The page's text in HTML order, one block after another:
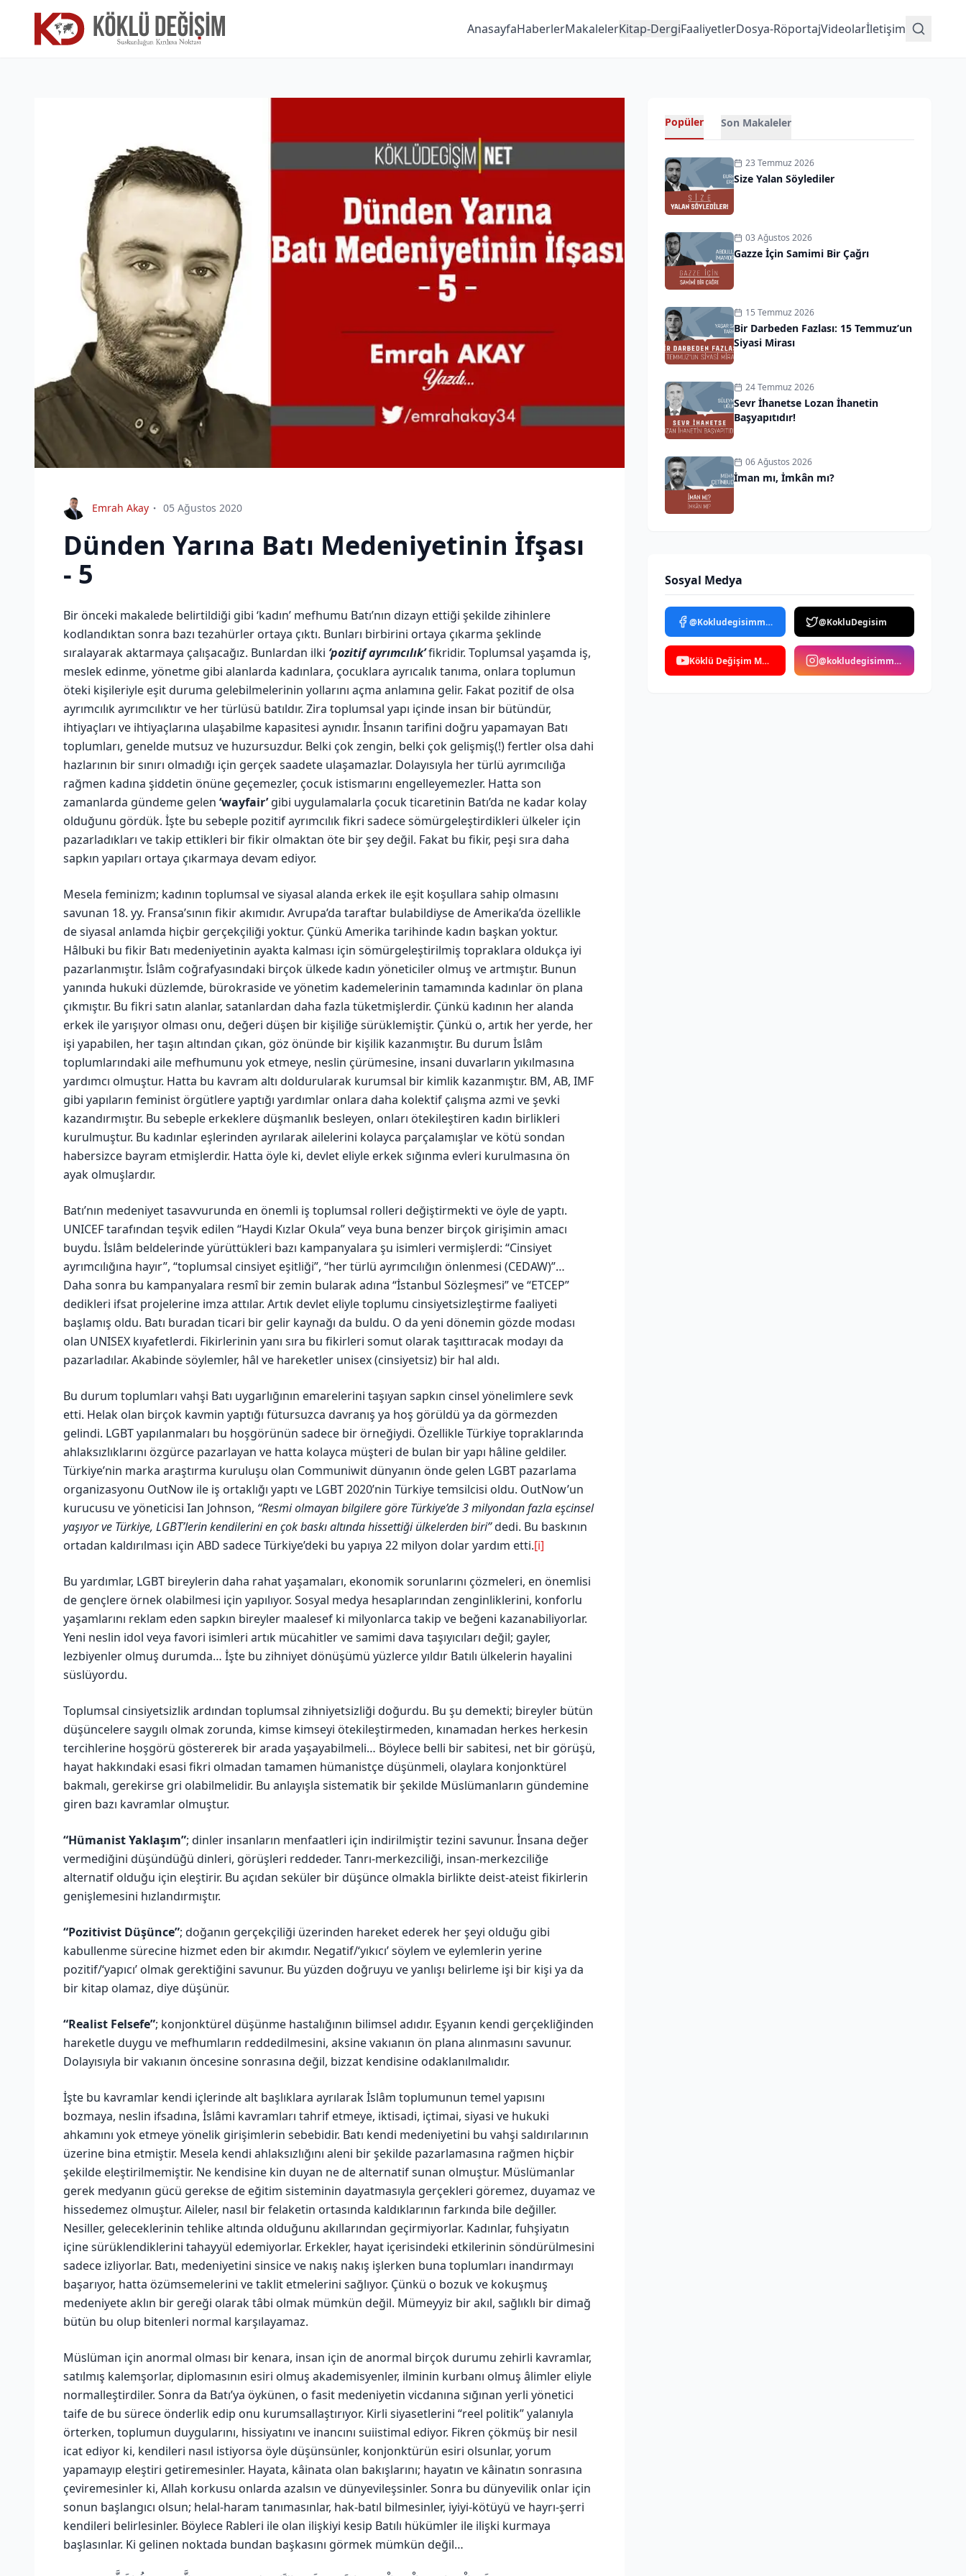
AnasayfaHaberlerMakalelerKitap-DergiFaaliyetlerDosya-RöportajVideolarİletişim
Emrah Akay 05 Ağustos 2020
Dünden Yarına Batı Medeniyetinin İfşası
- 5
Bir önceki makalede belirtildiği gibi ‘kadın’ mefhumu Batı’nın dizayn ettiği şekilde zihinlere
kodlandıktan sonra bazı tezahürler ortaya çıktı. Bunları birbirini ortaya çıkarma şeklinde
sıralayarak aktarmaya çalışacağız. Bunlardan ilki ‘pozitif ayrımcılık’fikridir. Toplumsal yaşamda iş,
meslek edinme, yönetme gibi alanlarda kadınlara, çocuklara ayrıcalık tanıma, onlara toplumun
öteki kişileriyle eşit duruma gelebilmelerinin yollarını açma anlamına gelir. Fakat pozitif de olsa
ayrımcılık ayrımcılıktır ve her türlüsü batıldır. Zira toplumsal yapı içinde insan bir bütündür,
ihtiyaçları ve ihtiyaçlarına ulaşabilme kapasitesi aynıdır. İnsanın tarifini doğru yapamayan Batı
toplumları, genelde mutsuz ve huzursuzdur. Belki çok zengin, belki çok gelişmiş(!) fertler olsa dahi
hazlarının bir sınırı olmadığı için gerçek saadete ulaşamazlar. Dolayısıyla her türlü ayrımcılığa
rağmen kadına şiddetin önüne geçemezler, çocuk istismarını engelleyemezler. Hatta son
zamanlarda gündeme gelen ‘wayfair’gibi uygulamalarla çocuk ticaretinin Batı’da ne kadar kolay
olduğunu gördük. İşte bu sebeple pozitif ayrımcılık fikri sadece sömürgeleştirdikleri ülkeler için
pazarladıkları ve takip ettikleri bir fikir olmaktan öte bir şey değil. Fakat bu fikir, peşi sıra daha
sapkın yapıları ortaya çıkarmaya devam ediyor.
Mesela feminizm; kadının toplumsal ve siyasal alanda erkek ile eşit koşullara sahip olmasını
savunan 18. yy. Fransa’sının fikir akımıdır. Avrupa’da taraftar bulabildiyse de Amerika’da özellikle
de siyasal anlamda hiçbir gerçekçiliği yoktur. Çünkü Amerika tarihinde kadın başkan yoktur.
Hâlbuki bu fikir Batı medeniyetinin ayakta kalması için sömürgeleştirilmiş topraklara oldukça iyi
pazarlanmıştır. İslâm coğrafyasındaki birçok ülkede kadın yöneticiler olmuş ve artmıştır. Bunun
yanında hukuki düzlemde, bürokraside ve yönetim kademelerinin tamamında kadınlar ön plana
çıkmıştır. Bu fikri satın alanlar, satanlardan daha fazla tüketmişlerdir. Çünkü kadının her alanda
erkek ile yarışıyor olması onu, değeri düşen bir kişiliğe sürüklemiştir. Çünkü o, artık her yerde, her
işi yapabilen, her taşın altından çıkan, göz önünde bir kişilik kazanmıştır. Bu durum İslâm
toplumlarındaki aile mefhumunu yok etmeye, neslin çürümesine, insani duvarların yıkılmasına
yardımcı olmuştur. Hatta bu kavram altı doldurularak kurumsal bir kimlik kazanmıştır. BM, AB, IMF
gibi yapıların feminist örgütlere yaptığı yardımlar onlara daha kolektif çalışma azmi ve şevki
kazandırmıştır. Bu sebeple erkeklere düşmanlık besleyen, onları ötekileştiren kadın birlikleri
kurulmuştur. Bu kadınlar eşlerinden ayrılarak ailelerini kolayca parçalamışlar ve kötü sondan
habersizce bayram etmişlerdir. Hatta öyle ki, devlet eliyle erkek sığınma evleri kurulmasına ön
ayak olmuşlardır.
Batı’nın medeniyet tasavvurunda en önemli iş toplumsal rolleri değiştirmekti ve öyle de yaptı.
UNICEF tarafından teşvik edilen “Haydi Kızlar Okula” veya buna benzer birçok girişimin amacı
buydu. İslâm beldelerinde yürüttükleri bazı kampanyalara şu isimleri vermişlerdi: “Cinsiyet
ayrımcılığına hayır”, “toplumsal cinsiyet eşitliği”, “her türlü ayrımcılığın önlenmesi (CEDAW)”…
Daha sonra bu kampanyalara resmî bir zemin bularak adına “İstanbul Sözleşmesi” ve “ETCEP”
dedikleri ifsat projelerine imza attılar. Artık devlet eliyle toplumu cinsiyetsizleştirme faaliyeti
başlamış oldu. Batı buradan ticari bir gelir kaynağı da buldu. O da yeni dönemin gözde modası
olan UNISEX kıyafetlerdi. Fikirlerinin yanı sıra bu fikirleri somut olarak taşıttıracak modayı da
pazarladılar. Akabinde söylemler, hâl ve hareketler unisex (cinsiyetsiz) bir hal aldı.
Bu durum toplumları vahşi Batı uygarlığının emarelerini taşıyan sapkın cinsel yönelimlere sevk
etti. Helak olan birçok kavmin yaptığı fütursuzca davranış ya hoş görüldü ya da görmezden
gelindi. LGBT yapılanmaları bu hoşgörünün sadece bir örneğiydi. Özellikle Türkiye topraklarında
ahlaksızlıklarını özgürce pazarlayan ve hatta kolayca müşteri de bulan bir yapı hâline geldiler.
Türkiye’nin marka araştırma kuruluşu olan Communiwit dünyanın önde gelen LGBT pazarlama
organizasyonu OutNow ile iş ortaklığı yaptı ve LGBT 2020’nin Türkiye temsilcisi oldu. OutNow’un
kurucusu ve yöneticisi Ian Johnson, “Resmi olmayan bilgilere göre Türkiye’de 3 milyondan fazla eşcinsel
yaşıyor ve Türkiye, LGBT’lerin kendilerini en çok baskı altında hissettiği ülkelerden biri”dedi. Bu baskının
ortadan kaldırılması için ABD sadece Türkiye’deki bu yapıya 22 milyon dolar yardım etti.[i]
Bu yardımlar, LGBT bireylerin daha rahat yaşamaları, ekonomik sorunlarını çözmeleri, en önemlisi
de gençlere örnek olabilmesi için yapılıyor. Sosyal medya hesaplarından zenginliklerini, konforlu
yaşamlarını reklam eden sapkın bireyler maalesef ki milyonlarca takip ve beğeni kazanabiliyorlar.
Yeni neslin idol veya favori isimleri artık mücahitler ve samimi dava taşıyıcıları değil; gayler,
lezbiyenler olmuş durumda… İşte bu zihniyet dönüşümü yüzlerce yıldır Batılı ülkelerin hayalini
süslüyordu.
Toplumsal cinsiyetsizlik ardından toplumsal zihniyetsizliği doğurdu. Bu şu demekti; bireyler bütün
düşüncelere saygılı olmak zorunda, kimse kimseyi ötekileştirmeden, kınamadan herkes herkesin
tercihlerine hoşgörü göstererek bir arada yaşayabilmeli… Böylece belli bir sabitesi, net bir görüşü,
hayat hakkındaki esasi fikri olmadan tamamen hümanistçe düşünmeli, olaylara konjonktürel
bakmalı, gerekirse gri olabilmelidir. Bu anlayışla sistematik bir şekilde Müslümanların gündemine
giren bazı kavramlar olmuştur.
“Hümanist Yaklaşım”; dinler insanların menfaatleri için indirilmiştir tezini savunur. İnsana değer
vermediğini düşündüğü dinleri, görüşleri reddeder. Tanrı-merkezciliği, insan-merkezciliğe
alternatif olduğu için eleştirir. Bu açıdan seküler bir düşünce olmakla birlikte deist-ateist fikirlerin
genişlemesini hızlandırmıştır.
“Pozitivist Düşünce”; doğanın gerçekçiliği üzerinden hareket ederek her şeyi olduğu gibi
kabullenme sürecine hizmet eden bir akımdır. Negatif/‘yıkıcı’ söylem ve eylemlerin yerine
pozitif/‘yapıcı’ olmak gerektiğini savunur. Bu yüzden doğruyu ve yanlışı belirleme işi bir kişi ya da
bir kitap olamaz, diye düşünür.
“Realist Felsefe”; konjonktürel düşünme hastalığının bilimsel adıdır. Eşyanın kendi gerçekliğinden
hareketle duygu ve mefhumların reddedilmesini, aksine vakıanın ön plana alınmasını savunur.
Dolayısıyla bir vakıanın öncesine sonrasına değil, bizzat kendisine odaklanılmalıdır.
İşte bu kavramlar kendi içlerinde alt başlıklara ayrılarak İslâm toplumunun temel yapısını
bozmaya, neslin ifsadına, İslâmi kavramları tahrif etmeye, iktisadi, içtimai, siyasi ve hukuki
ahkamını yok etmeye yönelik girişimlerin sebebidir. Batı kendi medeniyetini bu vahşi saldırılarının
üzerine bina etmiştir. Mesela kendi ahlaksızlığını aleni bir şekilde pazarlamasına rağmen hiçbir
şekilde eleştirilmemiştir. Ne kendisine kin duyan ne de alternatif sunan olmuştur. Müslümanlar
gerek medyanın gücü gerekse de eğitim sisteminin dayatmasıyla gerçekleri göremez, duyamaz ve
hissedemez olmuştur. Aileler, nasıl bir felaketin ortasında kaldıklarının farkında bile değiller.
Nesiller, geleceklerinin tehlike altında olduğunu akıllarından geçirmiyorlar. Kadınlar, fuhşiyatın
içine sürüklendiklerini tahayyül edemiyorlar. Erkekler, hayat içerisindeki etkilerinin söndürülmesini
sadece izliyorlar. Batı, medeniyetini sinsice ve nakış nakış işlerken buna toplumları inandırmayı
başarıyor, hatta özümsemelerini ve taklit etmelerini sağlıyor. Çünkü o bozuk ve kokuşmuş
medeniyete aklın bir gereği olarak tâbi olmak mümkün değil. Mümeyyiz bir akıl, sağlıklı bir dimağ
bütün bu olup bitenleri normal karşılayamaz.
Müslüman için anormal olması bir kenara, insan için de anormal birçok durumu zehirli kavramlar,
satılmış kalemşorlar, diplomasının esiri olmuş akademisyenler, ilminin kurbanı olmuş âlimler eliyle
normalleştirdiler. Sonra da Batı’ya öykünen, o fasit medeniyetin vicdanına sığınan yerli yönetici
taife de bu sürece önderlik edip onu kurumsallaştırıyor. Kirli siyasetlerini “reel politik” yalanıyla
örterken, toplumun duygularını, hissiyatını ve inancını suiistimal ediyor. Fikren çökmüş bir nesil
icat ediyor ki, kendileri nasıl istiyorsa öyle düşünsünler, konjonktürün esiri olsunlar, yorum
yapamayıp eleştiri getiremesinler. Hayata, kâinata olan bakışlarını; hayatın ve kâinatın sonrasına
çeviremesinler ki, Allah korkusu onlarda azalsın ve dünyevileşsinler. Sonra bu dünyevilik onlar için
sonun başlangıcı olsun; helal-haram tanımasınlar, hak-batıl bilmesinler, iyiyi-kötüyü ve hayrı-şerri
kendileri belirlesinler. Böylece Rableri ile olan ilişkiyi kesip Batılı hükümler ile ilişki kurmaya
başlasınlar. Ki gelinen noktada bundan başkasını görmek mümkün değil…
Popüler Son Makaleler
23 Temmuz 2026
Size Yalan Söylediler
03 Ağustos 2026
Gazze İçin Samimi Bir Çağrı
15 Temmuz 2026
Bir Darbeden Fazlası: 15 Temmuz’un
Siyasi Mirası
24 Temmuz 2026
Sevr İhanetse Lozan İhanetin
Başyapıtıdır!
06 Ağustos 2026
İman mı, İmkân mı?
Sosyal Medya
@Kokludegisimmedya @KokluDegisim
Köklü Değişim Medya @kokludegisimmedya